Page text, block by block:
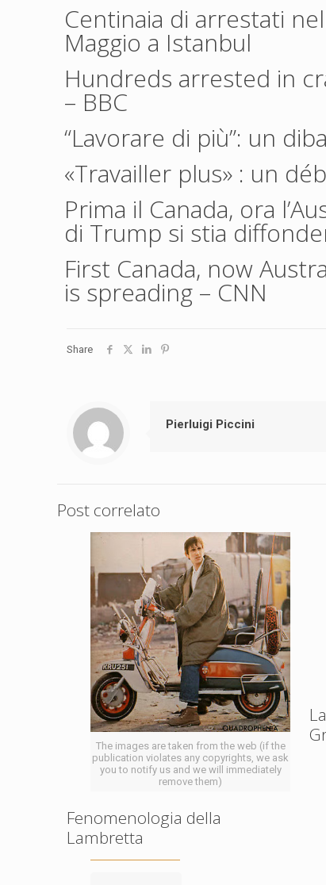
Centinaia di arrestati
Maggio a Istanbul
Hundreds arrested in
– BBC
“Lavorare di più”: un
«Travailler plus» : un
Prima il Canada, ora
di Trump si stia
First Canada, now
is spreading– CNN
Share
Pierluigi Piccini
Post correlato
The images are taken from the web (if the
publication violates any copyrights, we ask
you to notify us and we will immediately
remove them)
Fenomenologia della
Lambretta